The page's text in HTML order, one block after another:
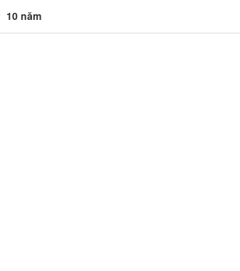
10 năm